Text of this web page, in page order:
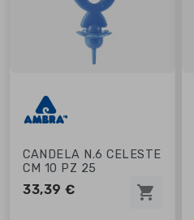
CANDELA N.6 CELESTE
CM 10 PZ 25
33,39 € shopping_cart